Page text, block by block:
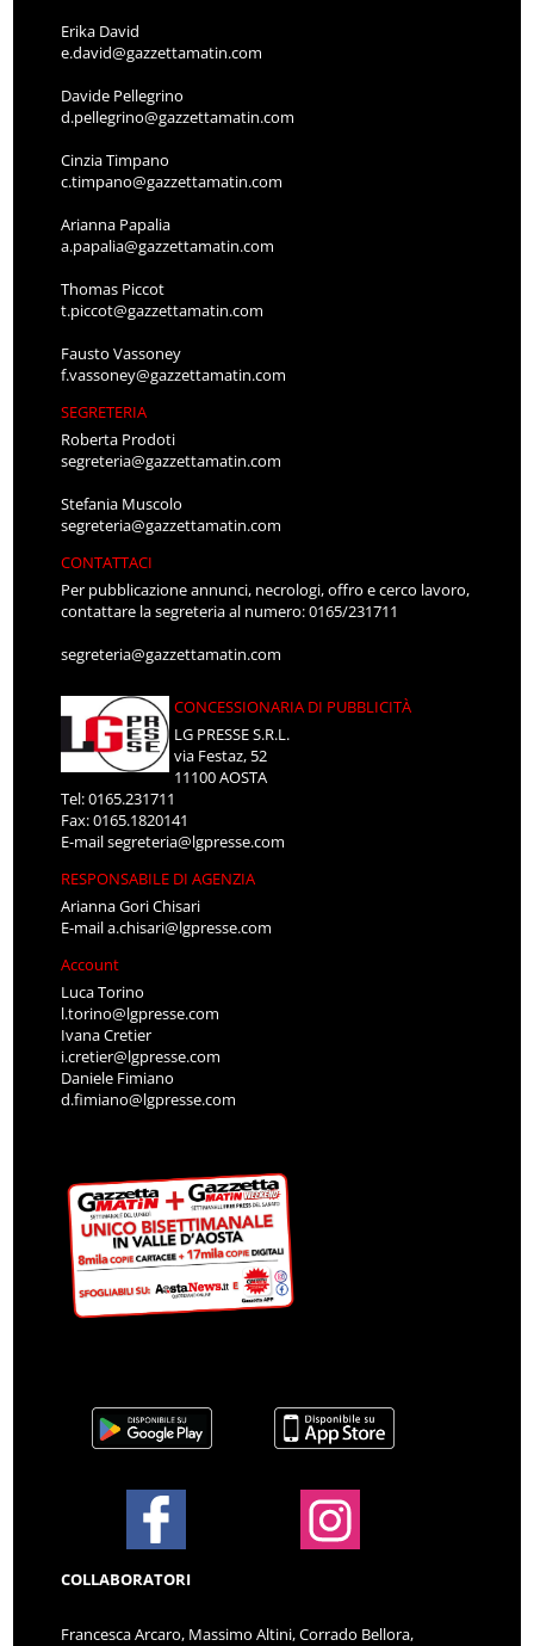
Erika David
e.david@gazzettamatin.com
Davide Pellegrino
d.pellegrino@gazzettamatin.com
Cinzia Timpano
c.timpano@gazzettamatin.com
Arianna Papalia
a.papalia@gazzettamatin.com
Thomas Piccot
t.piccot@gazzettamatin.com
Fausto Vassoney
f.vassoney@gazzettamatin.com
SEGRETERIA
Roberta Prodoti
segreteria@gazzettamatin.com
Stefania Muscolo
segreteria@gazzettamatin.com
CONTATTACI
Per pubblicazione annunci, necrologi, offro e cerco lavoro,
contattare la segreteria al numero: 0165/231711
segreteria@gazzettamatin.com
CONCESSIONARIA DI PUBBLICITÀ
LG PRESSE S.R.L.
via Festaz, 52
11100 AOSTA
Tel: 0165.231711
Fax: 0165.1820141
E-mailsegreteria@lgpresse.com
RESPONSABILE DI AGENZIA
Arianna Gori Chisari
E-maila.chisari@lgpresse.com
Account
Luca Torino
l.torino@lgpresse.com
Ivana Cretier
i.cretier@lgpresse.com
Daniele Fimiano
d.fimiano@lgpresse.com
COLLABORATORI
Francesca Arcaro, Massimo Altini, Corrado Bellora,